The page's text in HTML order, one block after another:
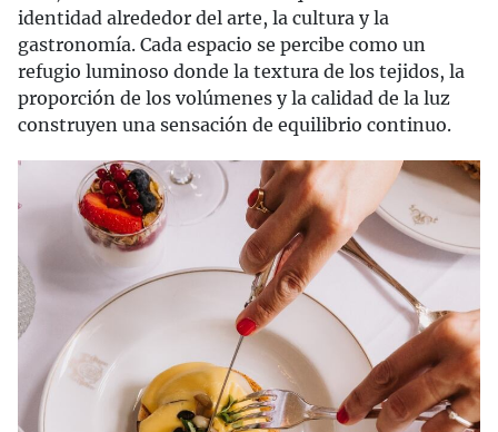
identidad alrededor del arte, la cultura y la
gastronomía. Cada espacio se percibe como un
refugio luminoso donde la textura de los tejidos, la
proporción de los volúmenes y la calidad de la luz
construyen una sensación de equilibrio continuo.